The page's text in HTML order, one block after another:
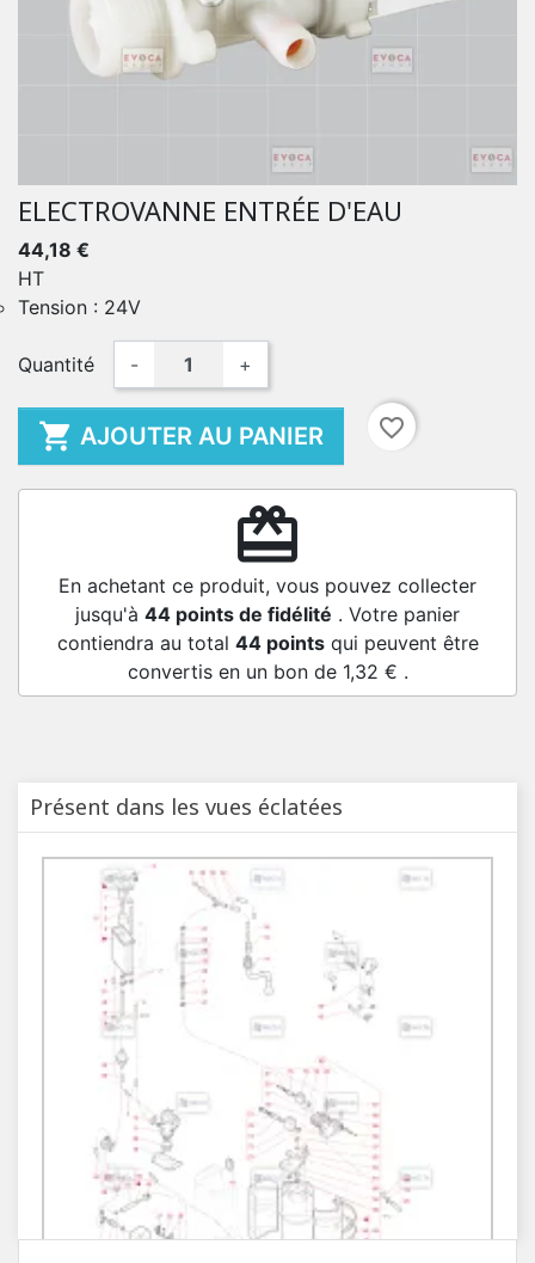
ELECTROVANNE ENTRÉE D'EAU
44,18 €
HT
Tension : 24V
Quantité - +
 AJOUTER AU PANIER favorite_border
redeem
En achetant ce produit, vous pouvez collecter
jusqu'à 44 points de fidélité . Votre panier
contiendra au total 44pointsqui peuvent être
convertis en un bon de 1,32 € .
Présent dans les vues éclatées